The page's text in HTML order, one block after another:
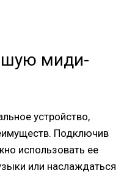
миди-
устройство,
Подключив
использовать ее
или наслаждаться